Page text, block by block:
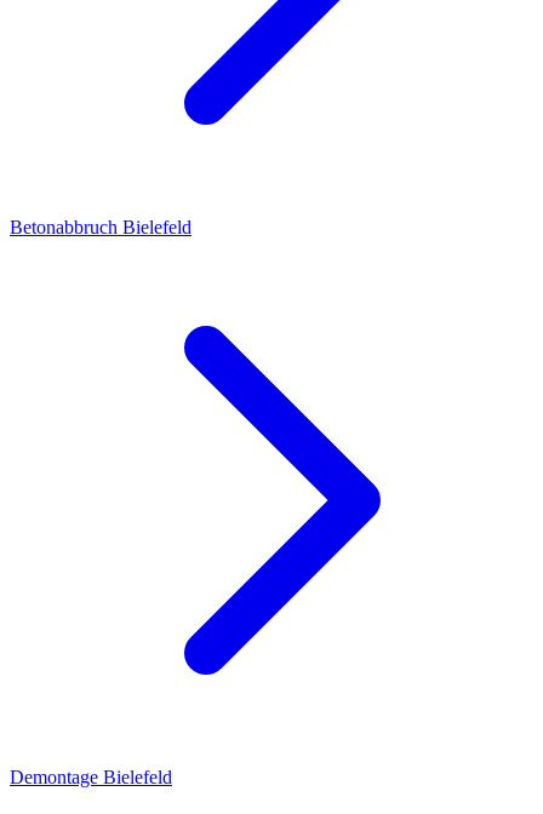
Betonabbruch Bielefeld
Demontage Bielefeld